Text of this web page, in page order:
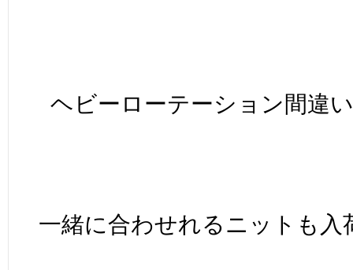
ヘビーローテーション間違
一緒に合わせれるニットも入